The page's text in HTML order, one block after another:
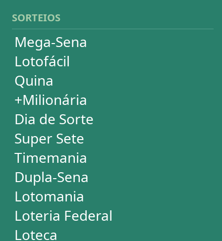
Mega Millions
Euromillions
ESTATÍSTICAS
Mega-Sena
Lotofácil
Quina
+Milionária
Dia de Sorte
Super Sete
Timemania
Dupla-Sena
Lotomania